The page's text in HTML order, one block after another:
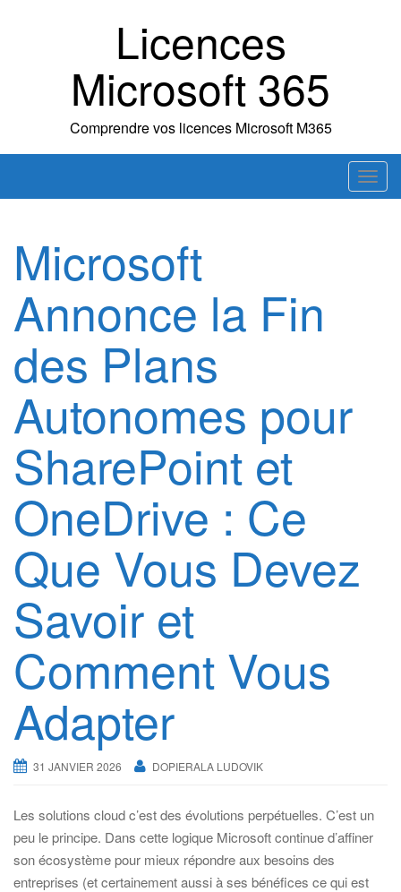
Licences
Microsoft 365
Comprendre vos licences Microsoft M365
T
o
Microsoft
Annonce la Fin
des Plans
Autonomes pour
SharePoint et
OneDrive : Ce
Que Vous Devez
Savoir et
Comment Vous
Adapter
31 JANVIER 2026 DOPIERALA LUDOVIK
Les solutions cloud c’est des évolutions perpétuelles. C’est un
peu le principe. Dans cette logique Microsoft continue d’affiner
son écosystème pour mieux répondre aux besoins des
entreprises (et certainement aussi à ses bénéfices ce qui est